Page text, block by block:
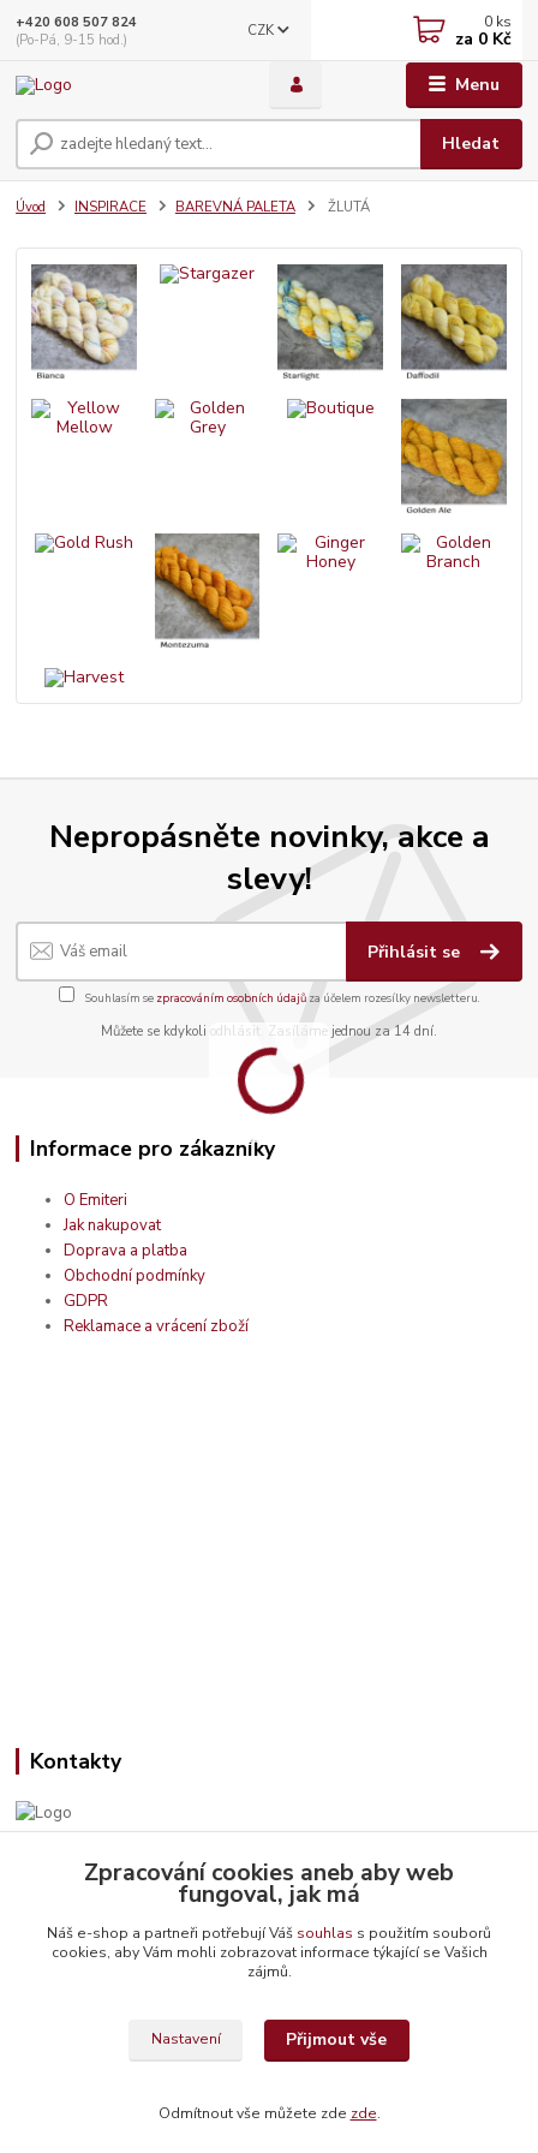
Menu
CZK
Hledat
+420 608 507 824
(Po-Pá, 9-15 hod.)
0 ks
za 0 Kč
Úvod INSPIRACE BAREVNÁ PALETA ŽLUTÁ
Nepropásněte novinky, akce a
slevy!
Přihlásit se
Souhlasím se zpracováním osobních údajůza účelem rozesílky newsletteru.
Můžete se kdykoli odhlásit. Zasíláme jednou za 14 dní.
Informace pro zákazníky
O Emiteri
Jak nakupovat
Doprava a platba
Obchodní podmínky
GDPR
Reklamace a vrácení zboží
Kontakty
Jana Slámová
+420 608 507 824
info@emiteriyarns.cz
Zpracování cookies aneb aby web
fungoval, jak má
Náš e-shop a partneři potřebují Váš souhlas s použitím souborů
cookies, aby Vám mohli zobrazovat informace týkající se Vašich
zájmů.
Nastavení Přijmout vše
Odmítnout vše můžete zde zde.